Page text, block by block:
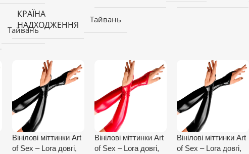
Тайвань
КРАЇНА
НАДХОДЖЕННЯ
Тайвань
Вінілові міттинки Art
of Sex – Lora довгі,
Вінілові міттинки Art
of Sex – Lora довгі,
Вінілові міттинки Art
of Sex – Lora довгі,